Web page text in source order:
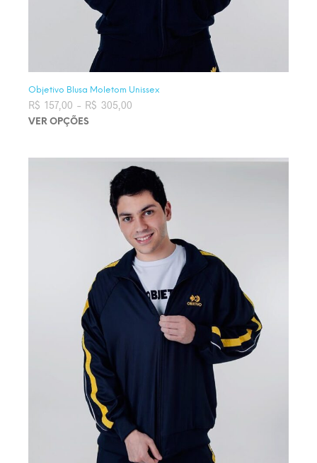
Objetivo Blusa Moletom Unissex
R$ 157,00 – R$ 305,00
R$ 305,00
VER OPÇÕES